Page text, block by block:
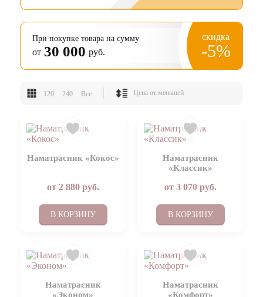
При покупке товара на сумму
от 30 000 руб.
скидка
-5%
120 240 Все
Наматрасник «Кокос»
от 2 880руб.
В КОРЗИНУ
Наматрасник
«Классик»
от 3 070руб.
В КОРЗИНУ
Наматрасник
«Эконом»
Наматрасник
«Комфорт»